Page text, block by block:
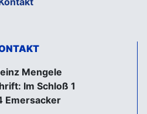
Mengele
Im Schloß 1
Emersacker